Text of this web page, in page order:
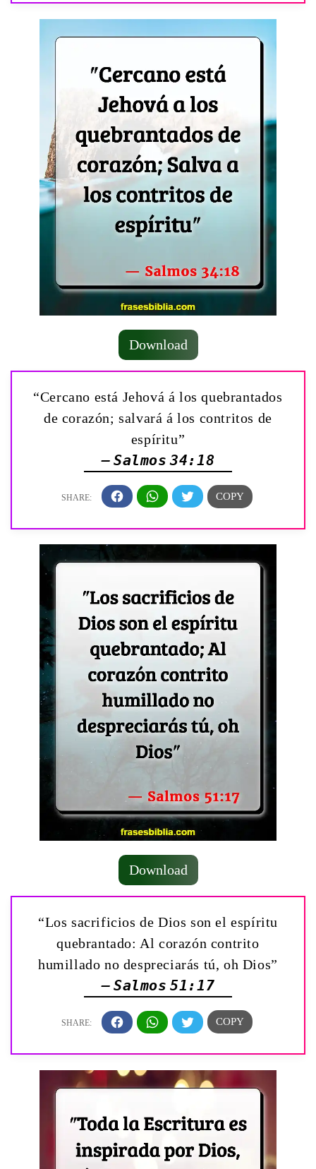
Download
“Cercano está Jehová á los quebrantados
de corazón; salvará á los contritos de
espíritu”
— Salmos 34:18
Download
“Los sacrificios de Dios son el espíritu
quebrantado: Al corazón contrito
humillado no despreciarás tú, oh Dios”
— Salmos 51:17